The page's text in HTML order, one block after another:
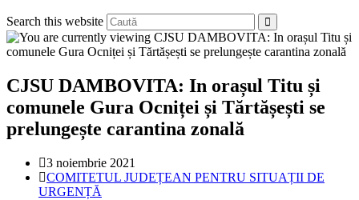
Search this website
CJSU DAMBOVITA: In orașul Titu și
comunele Gura Ocniței și Tărtășești se
prelungește carantina zonală
Post
published:
3 noiembrie 2021
Post
category:
COMITETUL JUDEȚEAN PENTRU SITUAȚII DE
URGENȚĂ